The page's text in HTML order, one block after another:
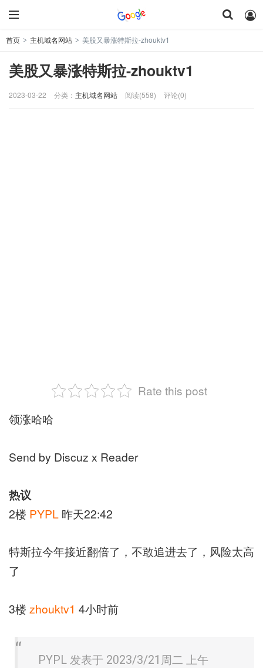
首页 > 主机域名网站 > 美股又暴涨特斯拉-zhouktv1
美股又暴涨特斯拉-zhouktv1
2023-03-22 分类： 主机域名网站 阅读(558) 评论(0)
Rate this post
领涨哈哈
Send by Discuz x Reader
热议
2楼 PYPL 昨天22:42
特斯拉今年接近翻倍了，不敢追进去了，风险太高
了
3楼 zhouktv1 4小时前
PYPL 发表于 2023/3/21周二 上午